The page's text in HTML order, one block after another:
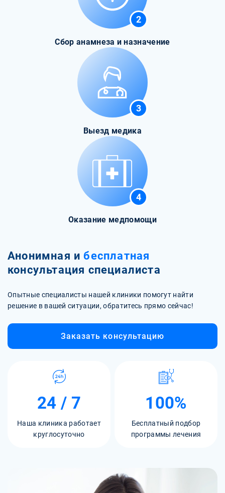
2
Сбор анамнеза и назначение
3
Выезд медика
4
Оказание медпомощи
Анонимная и бесплатная
консультация специалиста
Опытные специалисты нашей клиники помогут найти
решение в вашей ситуации, обратитесь прямо сейчас!
Заказать консультацию
24 / 7
Наша клиника работает
круглосуточно
100%
Бесплатный подбор
программы лечения